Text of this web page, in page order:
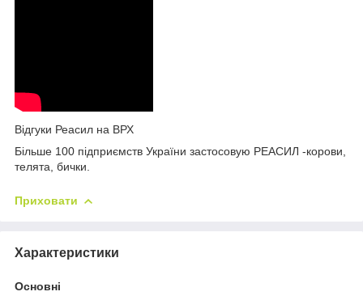
Відгуки Реасил на ВРХ
Більше 100 підприємств України застосовую РЕАСИЛ -корови,
телята, бички.
Приховати
Характеристики
Основні